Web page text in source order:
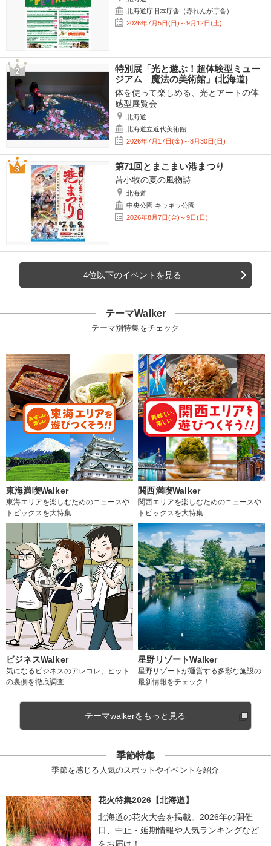
北海道庁旧本庁舎（赤れんが庁舎）
2026年7月5日(日)～9月12日(土)
特別展「光と遊ぶ！超体験型ミュー
ジアム 魔法の美術館」(北海道)
体を使って楽しめる、光とアートの体
感型展覧会
北海道
北海道立近代美術館
2026年7月17日(金)～8月30日(日)
第71回とまこまい港まつり
苫小牧の夏の風物詩
北海道
中央公園 キラキラ公園
2026年8月7日(金)～9日(日)
4位以下のイベントを見る
テーマWalker
テーマ別特集をチェック
東海満喫Walker
東海エリアを楽しむためのニュースや
トピックスを大特集
関西満喫Walker
関西エリアを楽しむためのニュースや
トピックスを大特集
ビジネスWalker
気になるビジネスのアレコレ、ヒット
の裏側を徹底調査
星野リゾートWalker
星野リゾートが運営する多彩な施設の
最新情報をチェック！
テーマwalkerをもっと見る
季節特集
季節を感じる人気のスポットやイベントを紹介
花火特集2026【北海道】
北海道の花火大会を掲載。2026年の開催
日、中止・延期情報や人気ランキングなど
をお届け！